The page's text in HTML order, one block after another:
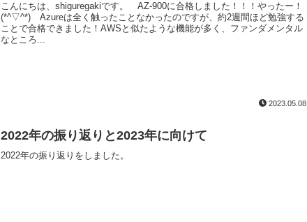
こんにちは、shiguregakiです。 AZ-900に合格しました！！！やったー！
(*^▽^*) Azureは全く触ったことなかったのですが、約2週間ほど勉強する
ことで合格できました！AWSと似たような機能が多く、ファンダメンタル
なところ...
2023.05.08
2022年の振り返りと2023年に向けて
2022年の振り返りをしました。